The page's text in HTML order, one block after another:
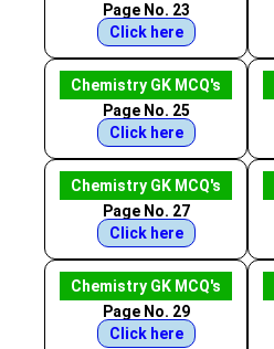
Page No. 23
Click here
Chemistry GK MCQ's
Page No. 25
Click here
Chemistry GK MCQ's
Page No. 27
Click here
Chemistry GK MCQ's
Page No. 29
Click here